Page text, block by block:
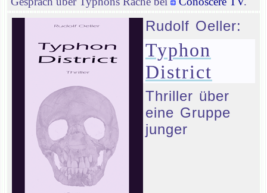
Rudolf Oeller:
Typhon
District
Thriller über
eine Gruppe
junger